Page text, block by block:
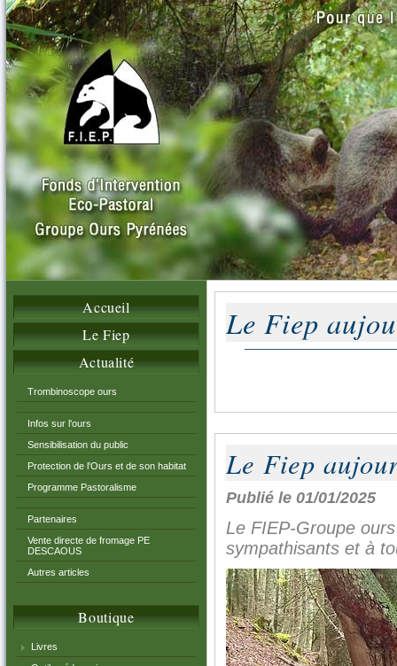
Accueil
Le Fiep
Actualité
Trombinoscope ours
Infos sur l'ours
Sensibilisation du public
Protection de l'Ours et de son habitat
Programme Pastoralisme
Partenaires
Vente directe de fromage PE
DESCAOUS
Autres articles
Boutique
Livres
Le Fiep
Le Fiep
Publié le 01/01/2025
Le FIEP-Groupe
sympathisants et à